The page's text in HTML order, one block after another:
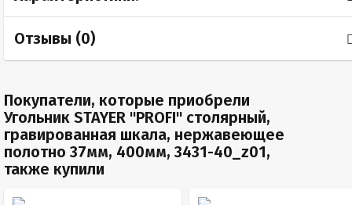
Отзывы (0)
Покупатели, которые приобрели
Угольник STAYER "PROFI" столярный,
гравированная шкала, нержавеющее
полотно 37мм, 400мм, 3431-40_z01,
также купили